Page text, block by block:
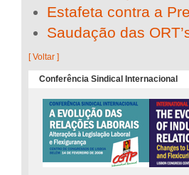
Estafeta contra a
Saudação das
[ Voltar ]
Conferência Sindical Internacional